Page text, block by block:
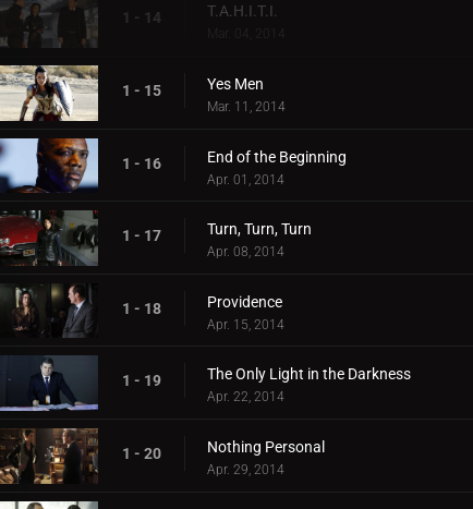
1 - 14 T.A.H.I.T.I.
Mar. 04, 2014
1 - 15 Yes Men
Mar. 11, 2014
1 - 16 End of the Beginning
Apr. 01, 2014
1 - 17 Turn, Turn, Turn
Apr. 08, 2014
1 - 18 Providence
Apr. 15, 2014
1 - 19 The Only Light in the Darkness
Apr. 22, 2014
1 - 20 Nothing Personal
Apr. 29, 2014